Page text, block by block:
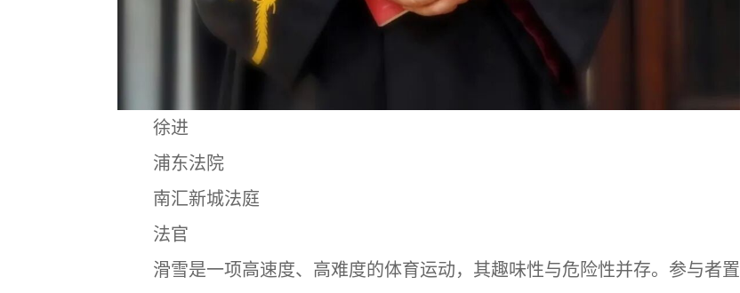
徐进
浦东法院
南汇新城法庭
法官
滑雪是一项高速度、高难度的体育运动，其趣味性与危险性并存。参与者置